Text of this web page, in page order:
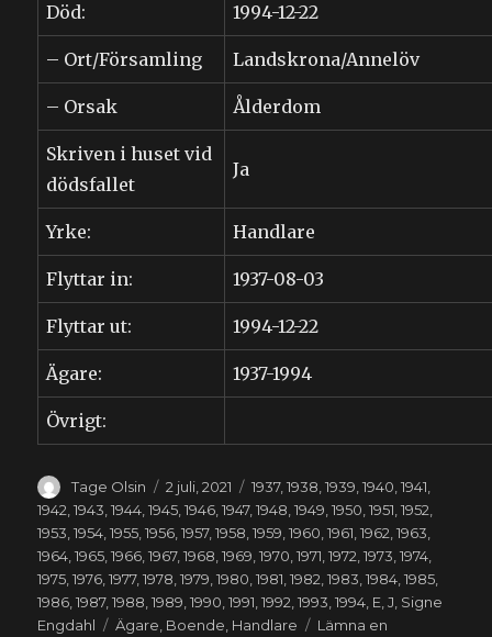
Död: 1994-12-22
– Ort/Församling Landskrona/Annelöv
– Orsak Ålderdom
Skriven i huset vid
dödsfallet
Ja
Yrke: Handlare
Flyttar in: 1937-08-03
Flyttar ut: 1994-12-22
Ägare: 1937-1994
Övrigt:
Författare
Tage Olsin
Publicerat
den
2 juli, 2021 Kategorier
1937,1938,1939,1940,1941,
1942,1943,1944,1945,1946,1947,1948,1949,1950,1951,1952,
1953,1954,1955,1956,1957,1958,1959,1960,1961,1962,1963,
1964,1965,1966,1967,1968,1969,1970,1971,1972,1973,1974,
1975,1976,1977,1978,1979,1980,1981,1982,1983,1984,1985,
1986,1987,1988,1989,1990,1991,1992,1993,1994, E,J, Signe
Engdahl
Etiketter
Ägare, Boende, Handlare
Lämna en